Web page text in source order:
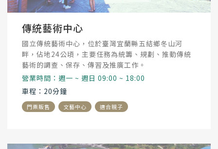
傳統藝術中心
國立傳統藝術中心，位於臺灣宜蘭縣五結鄉冬山河
畔，佔地24公頃，主要任務為統籌、規劃、推動傳統
藝術的調查、保存、傳習及推廣工作。
營業時間：週一 ~ 週日 09:00 ~ 18:00
車程：20分鐘
門票販售 文藝中心 適合親子